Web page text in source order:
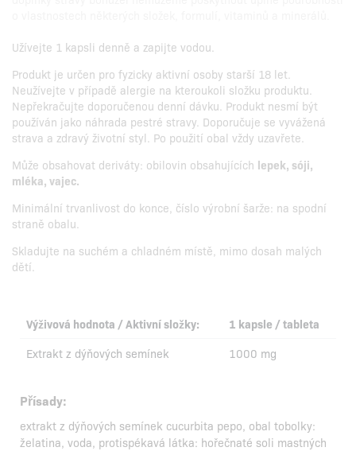
Užívejte 1 kapsli denně a zapijte vodou.
Produkt je určen pro fyzicky aktivní osoby starší 18 let.
Neužívejte v případě alergie na kteroukoli složku produktu.
Nepřekračujte doporučenou denní dávku. Produkt nesmí být
používán jako náhrada pestré stravy. Doporučuje se vyvážená
strava a zdravý životní styl. Po použití obal vždy uzavřete.
Může obsahovat deriváty: obilovin obsahujících lepek, sóji,
mléka, vajec.
Minimální trvanlivost do konce, číslo výrobní šarže: na spodní
straně obalu.
Skladujte na suchém a chladném místě, mimo dosah malých
dětí.
Výživová hodnota / Aktivní složky:
1 kapsle / tableta
Extrakt z dýňových semínek
1000 mg
Přísady:
extrakt z dýňových semínek cucurbita pepo, obal tobolky:
želatina, voda, protispékavá látka: hořečnaté soli mastných